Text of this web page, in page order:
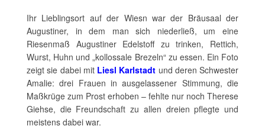
Ihr Lieblingsort auf der Wiesn war der Bräusaal der
Augustiner, in dem man sich niederließ, um eine
Riesenmaß Augustiner Edelstoff zu trinken, Rettich,
Wurst, Huhn und „kollossale Brezeln“ zu essen. Ein Foto
zeigt sie dabei mit Liesl Karlstadt und deren Schwester
Amalie: drei Frauen in ausgelassener Stimmung, die
Maßkrüge zum Prost erhoben – fehlte nur noch Therese
Giehse, die Freundschaft zu allen dreien pflegte und
meistens dabei war.